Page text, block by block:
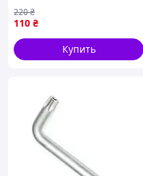
двусторонний кульковий
наконечник 100 мм
110 ₴
220₴
Купить